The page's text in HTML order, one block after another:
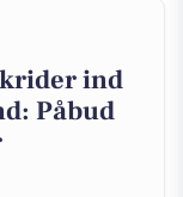
ind
Påbud